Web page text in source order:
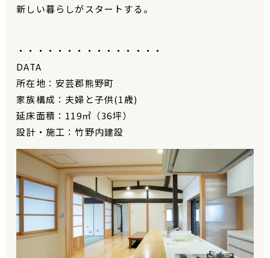
新しい暮らしがスタートする。
・・・・・・・・・・・・・・・
DATA
所在地：安芸郡熊野町
家族構成：夫婦と子供(1歳)
延床面積：119㎡（36坪）
設計・施工：竹野内建設